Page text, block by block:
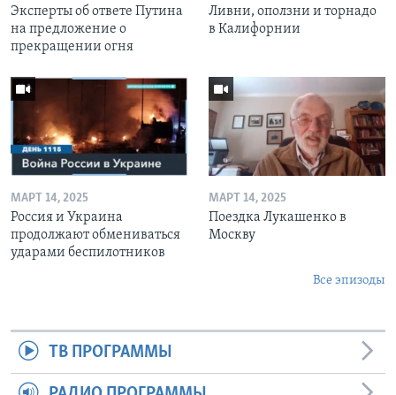
Эксперты об ответе Путина
на предложение о
прекращении огня
Ливни, оползни и торнадо
в Калифорнии
МАРТ 14, 2025
Россия и Украина
продолжают обмениваться
ударами беспилотников
МАРТ 14, 2025
Поездка Лукашенко в
Москву
Все эпизоды
ТВ ПРОГРАММЫ